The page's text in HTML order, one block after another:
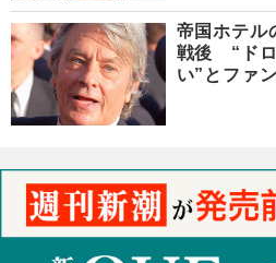
帝国ホテル
戦後 “ドロ
い”とファ